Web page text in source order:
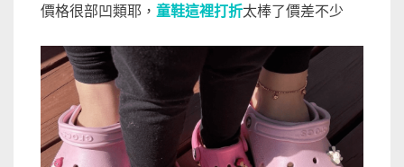
價格很部凹類耶， 童鞋這裡打折太棒了價差不少